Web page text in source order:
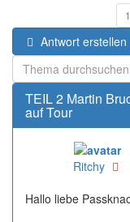
Antwort erstellen
TEIL 2 Martin
auf Tour
Ritchy
Hallo liebe